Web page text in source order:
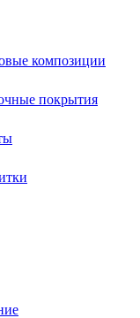
композиции
покрытия